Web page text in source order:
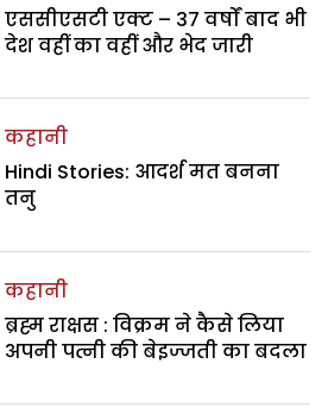
एससीएसटी एक्ट – 37 वर्षों बाद भी
देश वहीं का वहीं और भेद जारी
कहानी
Hindi Stories: आदर्श मत बनना
तनु
कहानी
ब्रह्म राक्षस : विक्रम ने कैसे लिया
अपनी पत्नी की बेइज्जती का बदला